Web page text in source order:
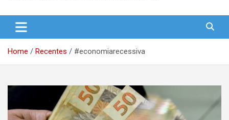
Londrix
Home Recentes #economiarecessiva